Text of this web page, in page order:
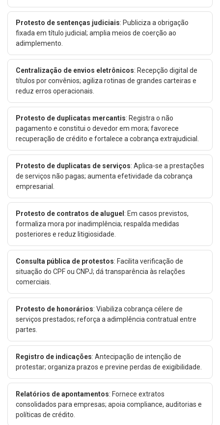
Protesto de sentenças judiciais: Publiciza a obrigação
fixada em título judicial; amplia meios de coerção ao
adimplemento.
Centralização de envios eletrônicos: Recepção digital de
títulos por convênios; agiliza rotinas de grandes carteiras e
reduz erros operacionais.
Protesto de duplicatas mercantis: Registra o não
pagamento e constitui o devedor em mora; favorece
recuperação de crédito e fortalece a cobrança extrajudicial.
Protesto de duplicatas de serviços: Aplica-se a prestações
de serviços não pagas; aumenta efetividade da cobrança
empresarial.
Protesto de contratos de aluguel: Em casos previstos,
formaliza mora por inadimplência; respalda medidas
posteriores e reduz litigiosidade.
Consulta pública de protestos: Facilita verificação de
situação do CPF ou CNPJ; dá transparência às relações
comerciais.
Protesto de honorários: Viabiliza cobrança célere de
serviços prestados; reforça a adimplência contratual entre
partes.
Registro de indicações: Antecipação de intenção de
protestar; organiza prazos e previne perdas de exigibilidade.
Relatórios de apontamentos: Fornece extratos
consolidados para empresas; apoia compliance, auditorias e
políticas de crédito.